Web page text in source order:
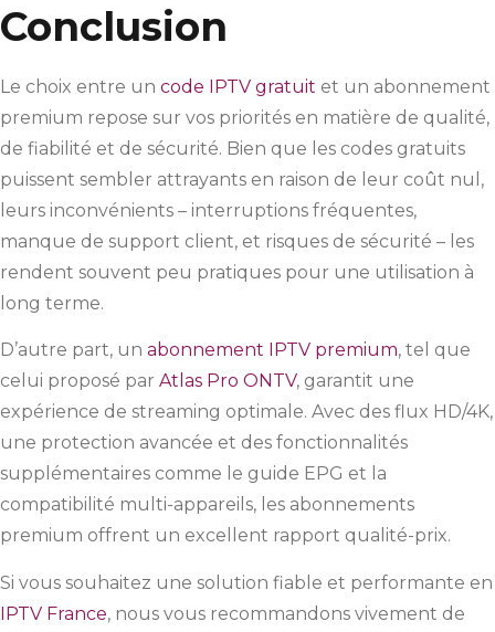
Conclusion
Le choix entre un code IPTV gratuit et un abonnement
premium repose sur vos priorités en matière de qualité,
de fiabilité et de sécurité. Bien que les codes gratuits
puissent sembler attrayants en raison de leur coût nul,
leurs inconvénients – interruptions fréquentes,
manque de support client, et risques de sécurité – les
rendent souvent peu pratiques pour une utilisation à
long terme.
D’autre part, un abonnement IPTV premium, tel que
celui proposé par Atlas Pro ONTV, garantit une
expérience de streaming optimale. Avec des flux HD/4K,
une protection avancée et des fonctionnalités
supplémentaires comme le guide EPG et la
compatibilité multi-appareils, les abonnements
premium offrent un excellent rapport qualité-prix.
Si vous souhaitez une solution fiable et performante en
IPTV France, nous vous recommandons vivement de